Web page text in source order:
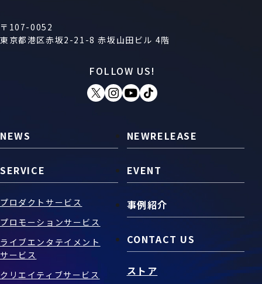
〒107-0052
東京都港区赤坂2-21-8 赤坂山田ビル 4階
FOLLOW US!
NEWS
SERVICE
プロダクトサービス
プロモーションサービス
ライブエンタテイメント
サービス
クリエイティブサービス
NEWRELEASE
EVENT
事例紹介
CONTACT US
ストア